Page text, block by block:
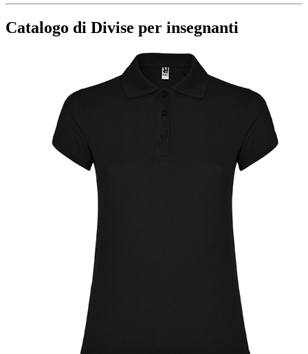
Catalogo di Divise per insegnanti